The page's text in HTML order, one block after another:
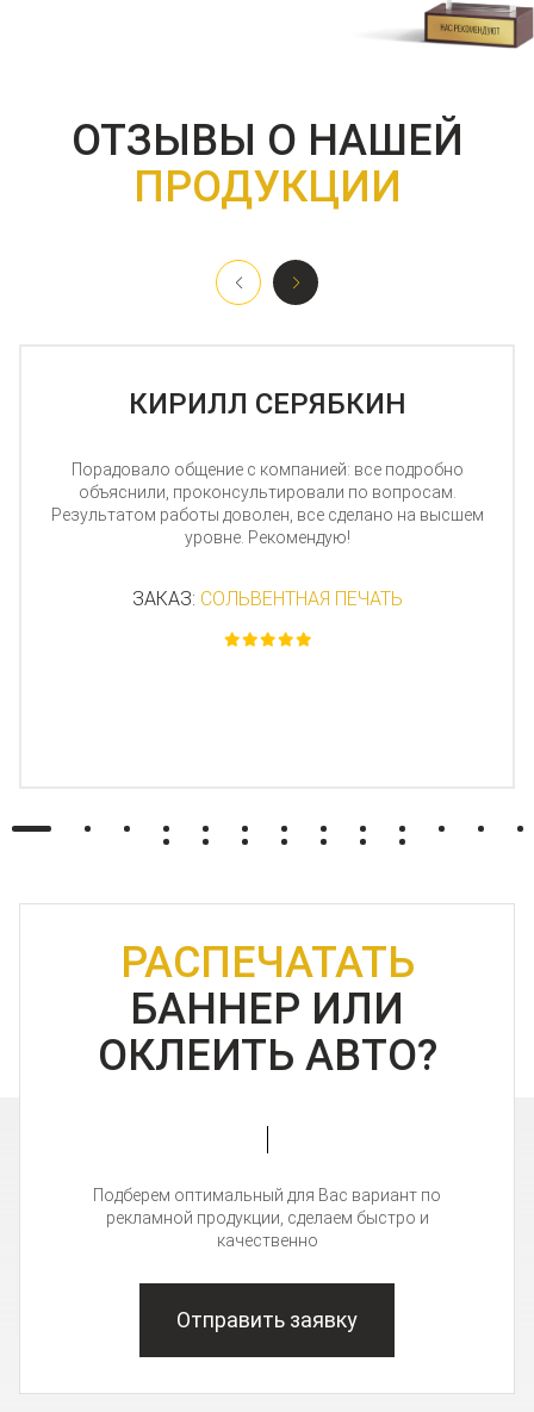
ОТЗЫВЫ О НАШЕЙ
ПРОДУКЦИИ
КИРИЛЛ СЕРЯБКИН
Порадовало общение с компанией: все подробно
объяснили, проконсультировали по вопросам.
Результатом работы доволен, все сделано на высшем
уровне. Рекомендую!
ЗАКАЗ: СОЛЬВЕНТНАЯ ПЕЧАТЬ
РАСПЕЧАТАТЬ
БАННЕР ИЛИ
ОКЛЕИТЬ АВТО?
Подберем оптимальный для Вас вариант по
рекламной продукции, сделаем быстро и
качественно
Отправить заявку